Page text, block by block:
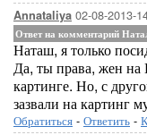
Annataliya 02-08-2013-
Ответ на комментарий
Наташ, я только
Да, ты права, жен
картинге. Но, с
зазвали на картинг
Обратиться - Ответить -